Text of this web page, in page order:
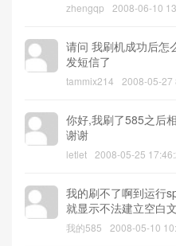
zhengqp 2008-06-10
请问 我刷机成功后怎
发短信了
tammix214 2008-05-27
你好,我刷了585之后
谢谢
letlet 2008-05-25
我的刷不了啊到运行
就显示不法建立空白
我的585 2008-05-10